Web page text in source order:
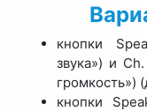
кнопки
звука») и
громкость»)
кнопки